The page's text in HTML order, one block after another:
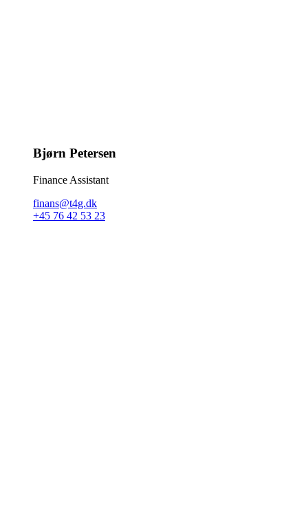
Bjørn Petersen
Finance Assistant
finans@t4g.dk
+45 76 42 53 23